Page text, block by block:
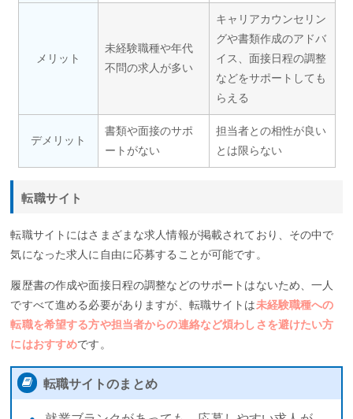
メリット
未経験職種や年代
不問の求人が多い
キャリアカウンセリン
グや書類作成のアドバ
イス、面接日程の調整
などをサポートしても
らえる
デメリット
書類や面接のサポ
ートがない
担当者との相性が良い
とは限らない
転職サイト
転職サイトにはさまざまな求人情報が掲載されており、その中で
気になった求人に自由に応募することが可能です。
履歴書の作成や面接日程の調整などのサポートはないため、一人
ですべて進める必要がありますが、転職サイトは未経験職種への
転職を希望する方や担当者からの連絡など煩わしさを避けたい方
にはおすすめです。
転職サイトのまとめ